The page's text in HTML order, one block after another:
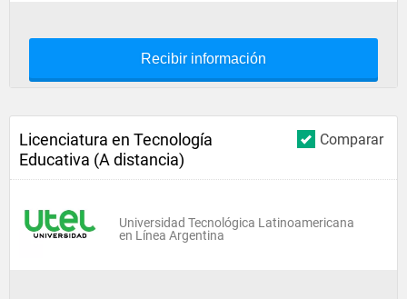
Recibir información
Comparar
Licenciatura en Tecnología
Educativa (A distancia)
Universidad Tecnológica Latinoamericana
en Línea Argentina